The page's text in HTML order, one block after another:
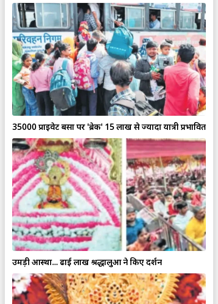
35000 प्राइवेट बसों पर 'ब्रेक' 15 लाख से ज्यादा यात्री प्रभावित
उमड़ी आस्था... ढाई लाख श्रद्धालुओं ने किए दर्शन